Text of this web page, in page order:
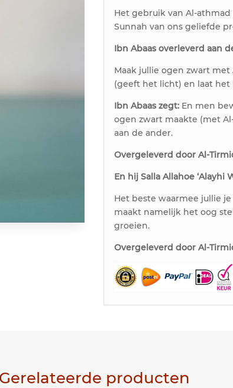
Het gebruik van Al-
Sunnah van ons geliefde
Ibn Abaas overleverd aan
Maak jullie ogen zwart
(geeft het licht) en laat het
Ibn Abaas zegt: En men
ogen zwart maakte (met
aan de ander.
Overgeleverd door Al-
En hij Salla Allahoe ‘Alayhi
Het beste waarmee jullie
maakt namelijk het oog
groeien.
Overgeleverd door Al-
Gerelateerde producten